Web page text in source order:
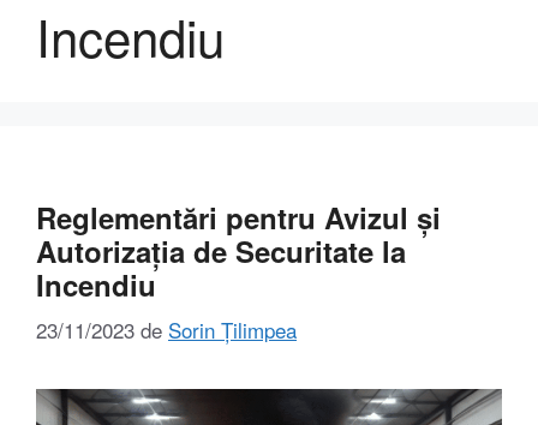
Incendiu
Reglementări pentru Avizul și
Autorizația de Securitate la
Incendiu
23/11/2023 de Sorin Țilimpea